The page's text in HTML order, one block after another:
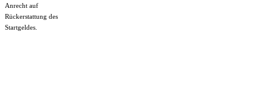
Anrecht auf
Rückerstattung des
Startgeldes.